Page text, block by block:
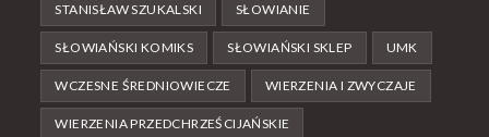
STANISŁAW SZUKALSKI SŁOWIANIE
SŁOWIAŃSKI KOMIKS SŁOWIAŃSKI SKLEP UMK
WCZESNE ŚREDNIOWIECZE WIERZENIA I ZWYCZAJE
WIERZENIA PRZEDCHRZEŚCIJAŃSKIE